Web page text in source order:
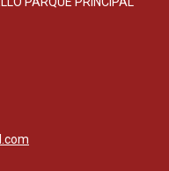
PARQUE PRINCIPAL